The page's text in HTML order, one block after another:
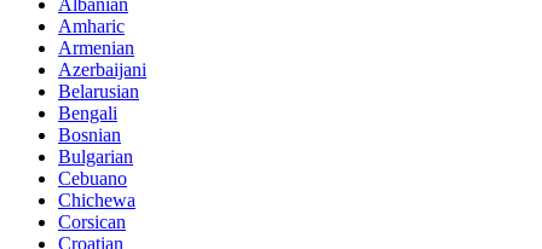
Amharic
Armenian
Azerbaijani
Belarusian
Bengali
Bosnian
Bulgarian
Cebuano
Chichewa
Corsican
Croatian